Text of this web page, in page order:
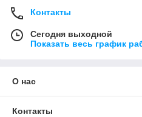
Контакты
Сегодня выходной
Показать весь график
О нас
Контакты